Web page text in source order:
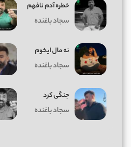
خطره آدم نافهم
سجاد باغنده
ﻧﻪ ﻣﺎل اﻳﺨﻮم
سجاد باغنده
جنگی کرد
سجاد باغنده